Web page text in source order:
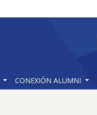
CONEXIÓN ALUMNI